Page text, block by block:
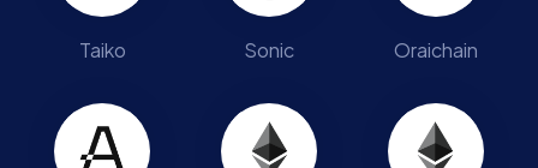
Taiko Sonic Oraichain